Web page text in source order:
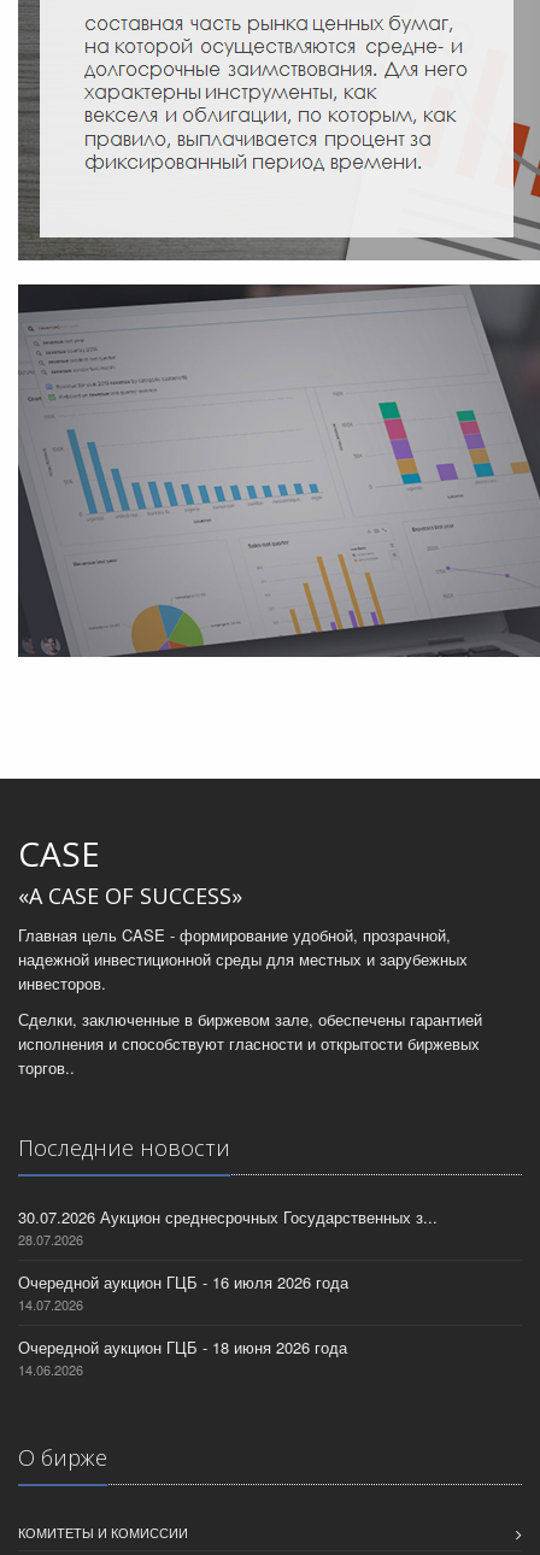
CASE
«A CASE OF SUCCESS»
Главная цель CASE - формирование удобной, прозрачной,
надежной инвестиционной среды для местных и зарубежных
инвесторов.
Сделки, заключенные в биржевом зале, обеспечены гарантией
исполнения и способствуют гласности и открытости биржевых
торгов..
Последние новости
30.07.2026 Аукцион среднесрочных Государственных з...
28.07.2026
Очередной аукцион ГЦБ - 16 июля 2026 года
14.07.2026
Очередной аукцион ГЦБ - 18 июня 2026 года
14.06.2026
О бирже
КОМИТЕТЫ И КОМИССИИ